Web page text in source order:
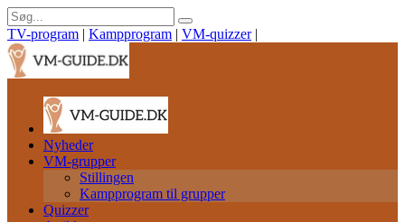
TV-program | Kampprogram | VM-quizzer |
Nyheder
VM-grupper
Stillingen
Kampprogram til grupper
Quizzer